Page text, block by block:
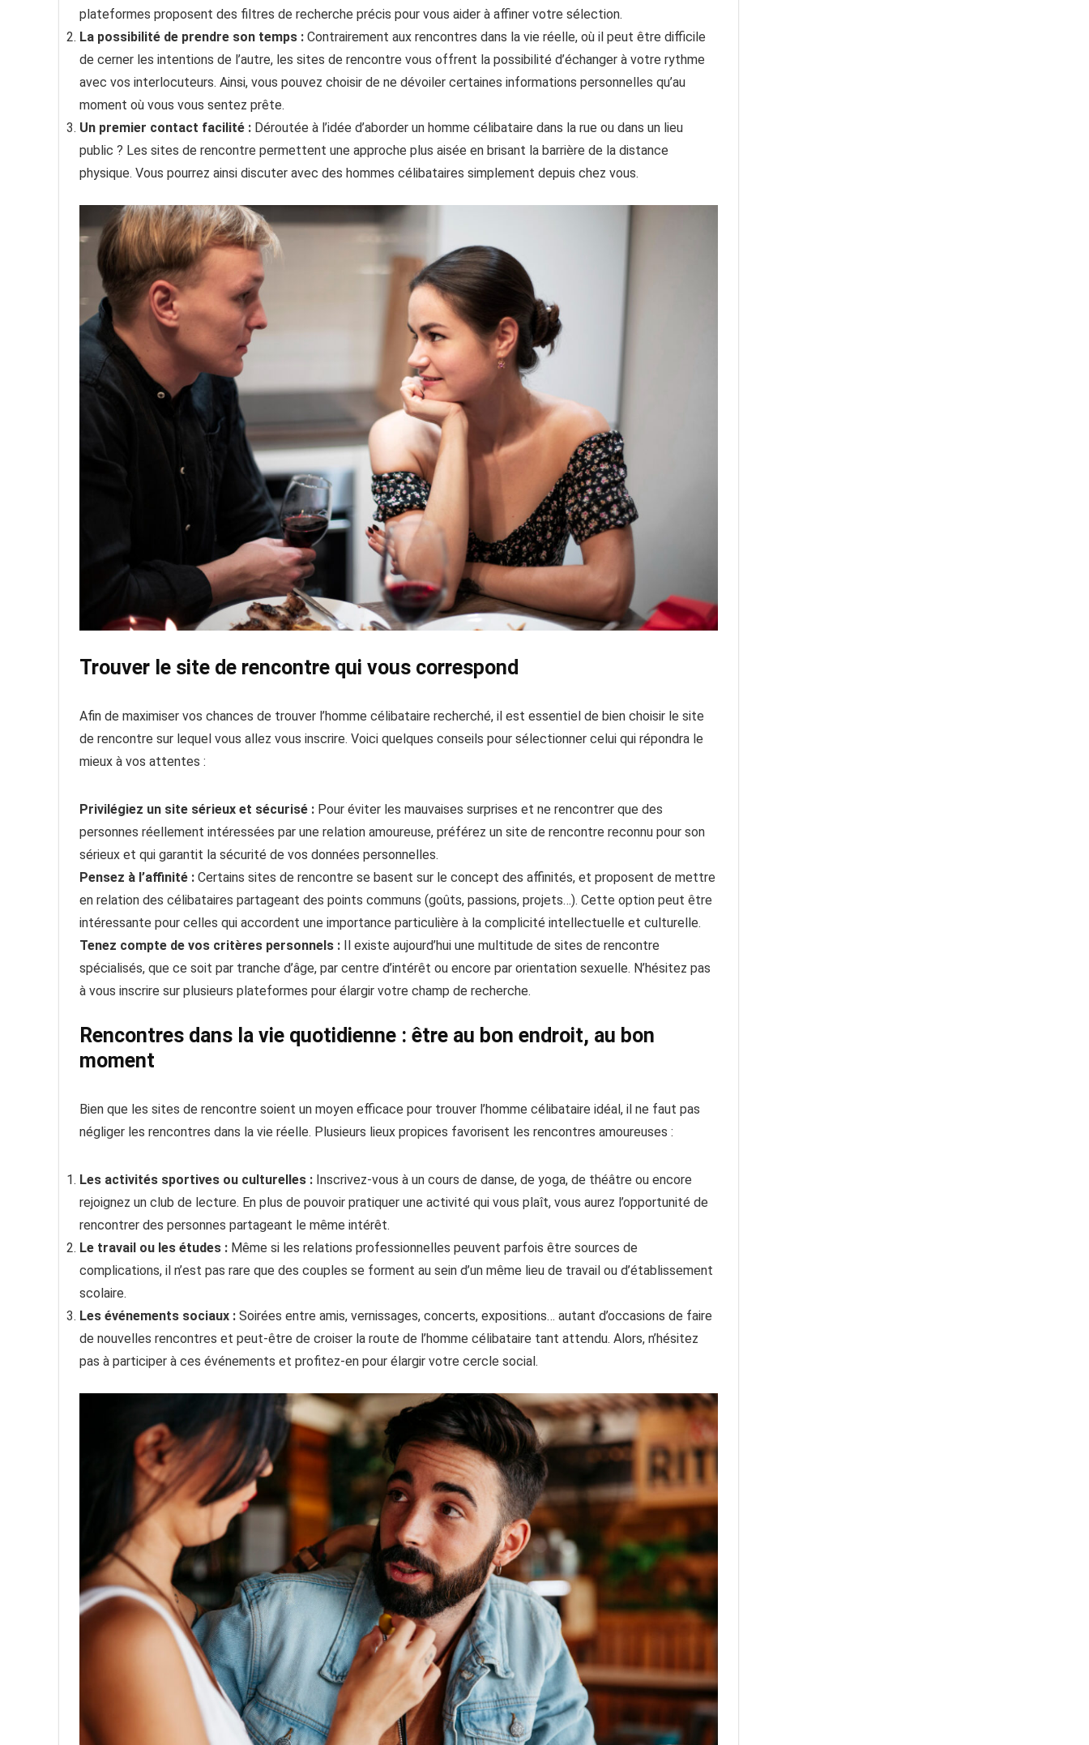
plateformes proposent des filtres de recherche précis pour vous aider à affiner votre sélection.
La possibilité de prendre son temps : Contrairement aux rencontres dans la vie réelle, où il peut être difficile
de cerner les intentions de l’autre, les sites de rencontre vous offrent la possibilité d’échanger à votre rythme
avec vos interlocuteurs. Ainsi, vous pouvez choisir de ne dévoiler certaines informations personnelles qu’au
moment où vous vous sentez prête.
Un premier contact facilité : Déroutée à l’idée d’aborder un homme célibataire dans la rue ou dans un lieu
public ? Les sites de rencontre permettent une approche plus aisée en brisant la barrière de la distance
physique. Vous pourrez ainsi discuter avec des hommes célibataires simplement depuis chez vous.
Trouver le site de rencontre qui vous correspond
Afin de maximiser vos chances de trouver l’homme célibataire recherché, il est essentiel de bien choisir le site
de rencontre sur lequel vous allez vous inscrire. Voici quelques conseils pour sélectionner celui qui répondra le
mieux à vos attentes :
Privilégiez un site sérieux et sécurisé : Pour éviter les mauvaises surprises et ne rencontrer que des
personnes réellement intéressées par une relation amoureuse, préférez un site de rencontre reconnu pour son
sérieux et qui garantit la sécurité de vos données personnelles.
Pensez à l’affinité : Certains sites de rencontre se basent sur le concept des affinités, et proposent de mettre
en relation des célibataires partageant des points communs (goûts, passions, projets…). Cette option peut être
intéressante pour celles qui accordent une importance particulière à la complicité intellectuelle et culturelle.
Tenez compte de vos critères personnels : Il existe aujourd’hui une multitude de sites de rencontre
spécialisés, que ce soit par tranche d’âge, par centre d’intérêt ou encore par orientation sexuelle. N’hésitez pas
à vous inscrire sur plusieurs plateformes pour élargir votre champ de recherche.
Rencontres dans la vie quotidienne : être au bon endroit, au bon
moment
Bien que les sites de rencontre soient un moyen efficace pour trouver l’homme célibataire idéal, il ne faut pas
négliger les rencontres dans la vie réelle. Plusieurs lieux propices favorisent les rencontres amoureuses :
Les activités sportives ou culturelles : Inscrivez-vous à un cours de danse, de yoga, de théâtre ou encore
rejoignez un club de lecture. En plus de pouvoir pratiquer une activité qui vous plaît, vous aurez l’opportunité de
rencontrer des personnes partageant le même intérêt.
Le travail ou les études : Même si les relations professionnelles peuvent parfois être sources de
complications, il n’est pas rare que des couples se forment au sein d’un même lieu de travail ou d’établissement
scolaire.
Les événements sociaux : Soirées entre amis, vernissages, concerts, expositions… autant d’occasions de faire
de nouvelles rencontres et peut-être de croiser la route de l’homme célibataire tant attendu. Alors, n’hésitez
pas à participer à ces événements et profitez-en pour élargir votre cercle social.